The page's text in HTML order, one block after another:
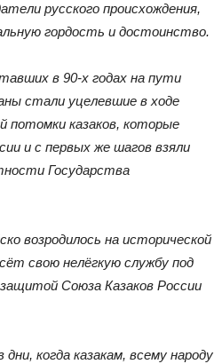
русского происхождения,
гордость и достоинство.
в 90-х годах на пути
стали уцелевшие в ходе
потомки казаков, которые
и с первых же шагов взяли
Государства
возродилось на исторической
свою нелёгкую службу под
Союза Казаков России
когда казакам, всему народу